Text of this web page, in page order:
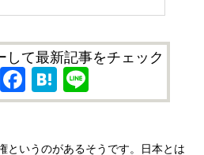
して最新記事をチェック
X Facebook
Hatena
というのがあるそうです。日本とは